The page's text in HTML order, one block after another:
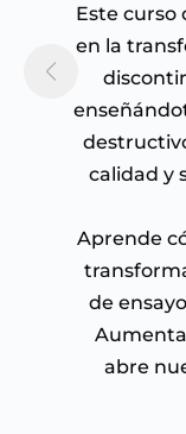
Este
en la
calidad y
Aprende
de
abre